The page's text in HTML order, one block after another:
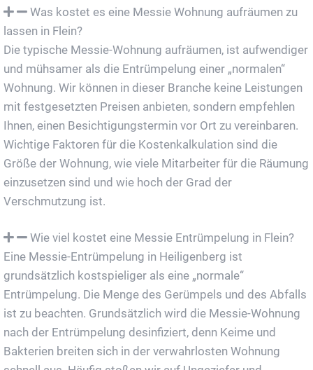
Was kostet es eine Messie Wohnung aufräumen zu
lassen in Flein?
Die typische Messie-Wohnung aufräumen, ist aufwendiger
und mühsamer als die Entrümpelung einer „normalen“
Wohnung. Wir können in dieser Branche keine Leistungen
mit festgesetzten Preisen anbieten, sondern empfehlen
Ihnen, einen Besichtigungstermin vor Ort zu vereinbaren.
Wichtige Faktoren für die Kostenkalkulation sind die
Größe der Wohnung, wie viele Mitarbeiter für die Räumung
einzusetzen sind und wie hoch der Grad der
Verschmutzung ist.
Wie viel kostet eine Messie Entrümpelung in Flein?
Eine Messie-Entrümpelung in Heiligenberg ist
grundsätzlich kostspieliger als eine „normale“
Entrümpelung. Die Menge des Gerümpels und des Abfalls
ist zu beachten. Grundsätzlich wird die Messie-Wohnung
nach der Entrümpelung desinfiziert, denn Keime und
Bakterien breiten sich in der verwahrlosten Wohnung